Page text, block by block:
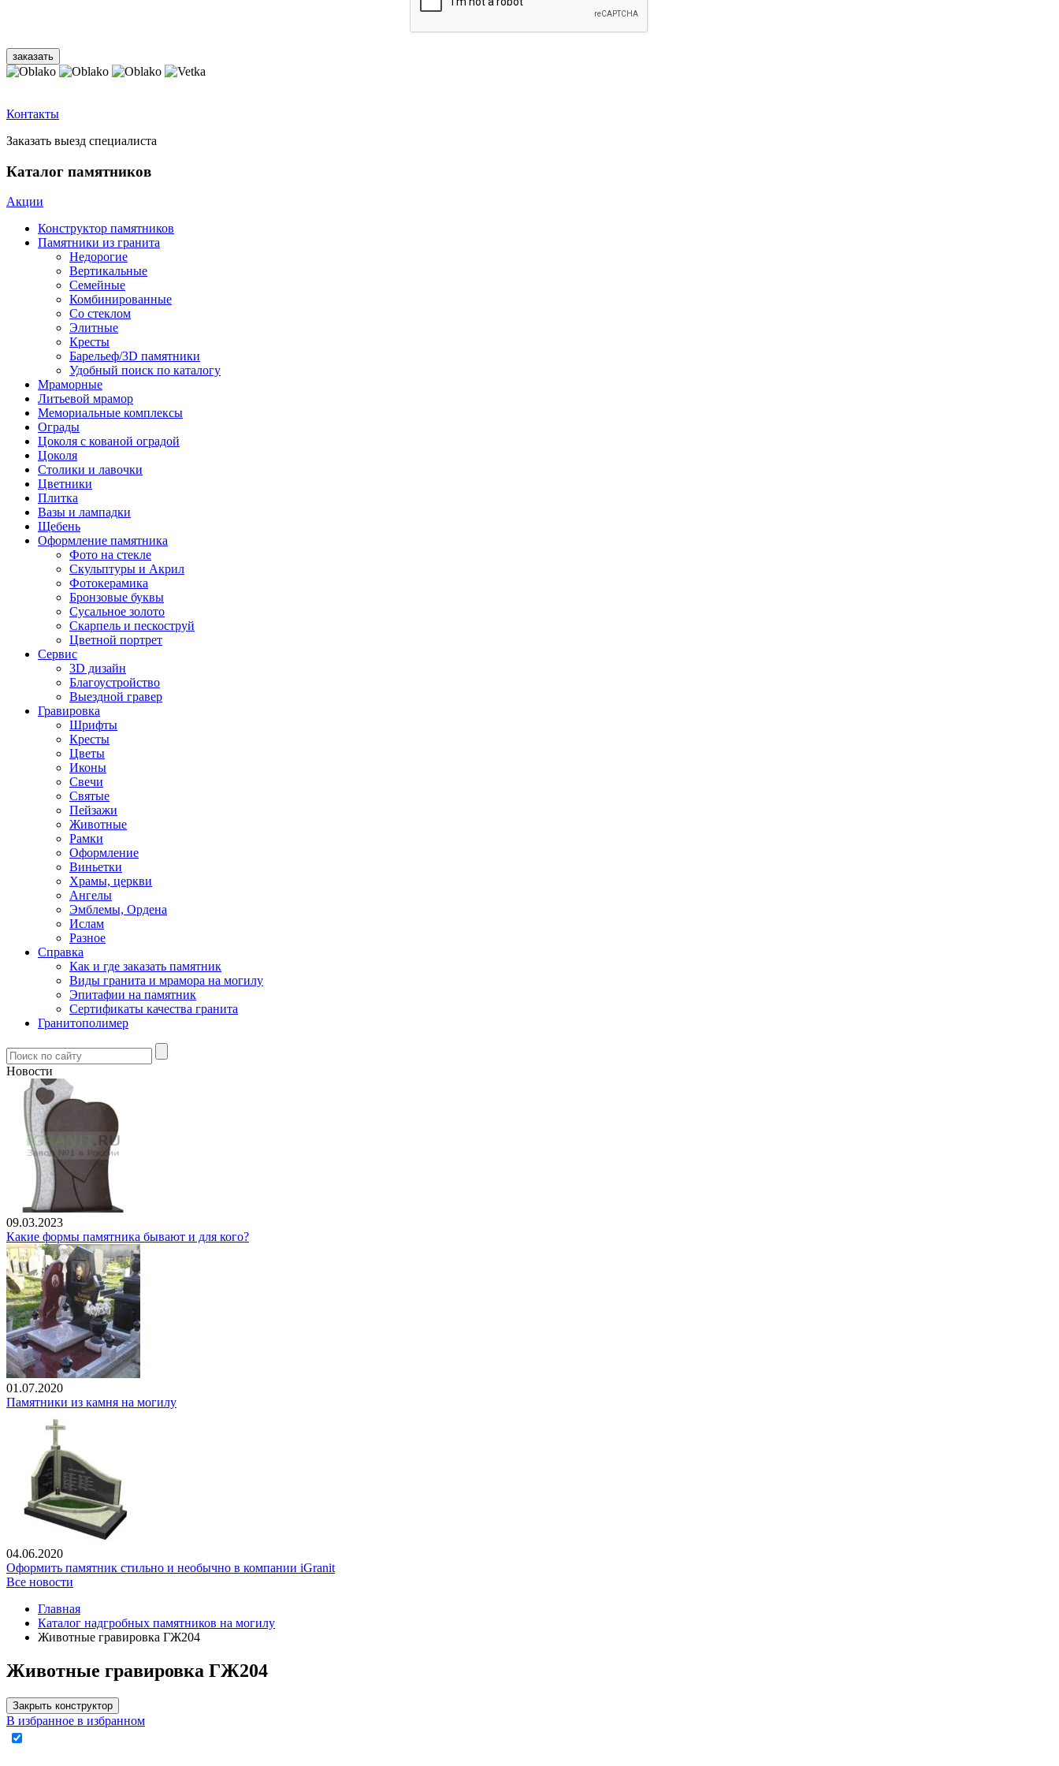
Контакты
Заказать выезд специалиста
Каталог памятников
Акции
Конструктор памятников
Памятники из гранита
Недорогие
Вертикальные
Семейные
Комбинированные
Со стеклом
Элитные
Кресты
Барельеф/3D памятники
Удобный поиск по каталогу
Мраморные
Литьевой мрамор
Мемориальные комплексы
Ограды
Цоколя с кованой оградой
Цоколя
Столики и лавочки
Цветники
Плитка
Вазы и лампадки
Щебень
Оформление памятника
Фото на стекле
Скульптуры и Акрил
Фотокерамика
Бронзовые буквы
Сусальное золото
Скарпель и пескоструй
Цветной портрет
Сервис
3D дизайн
Благоустройство
Выездной гравер
Гравировка
Шрифты
Кресты
Цветы
Иконы
Свечи
Святые
Пейзажи
Животные
Рамки
Оформление
Виньетки
Храмы, церкви
Ангелы
Эмблемы, Ордена
Ислам
Разное
Справка
Как и где заказать памятник
Виды гранита и мрамора на могилу
Эпитафии на памятник
Сертификаты качества гранита
Гранитополимер
Новости
09.03.2023
Какие формы памятника бывают и для кого?
01.07.2020
Памятники из камня на могилу
04.06.2020
Оформить памятник стильно и необычно в компании iGranit
Все новости
Главная
Каталог надгробных памятников на могилу
Животные гравировка ГЖ204
Животные гравировка ГЖ204
Закрыть конструктор
В избранное в избранном